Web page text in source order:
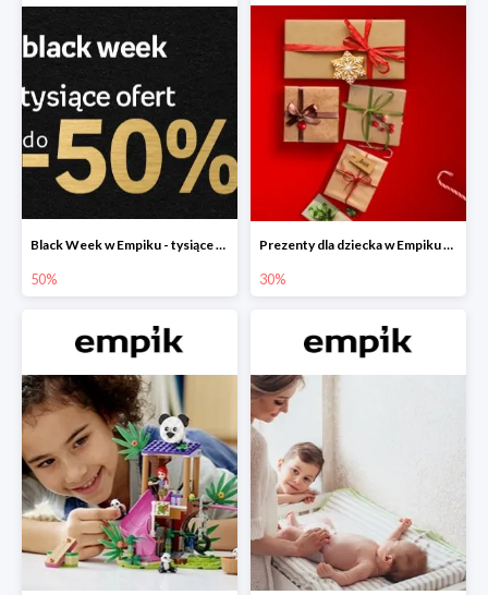
Black Week w Empiku - tysiące produktów do -50%
50%
Prezenty dla dziecka w Empiku do -30%
30%